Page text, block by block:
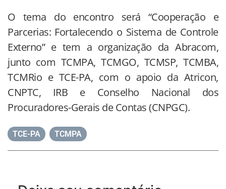
O tema do encontro será “Cooperação e
Parcerias: Fortalecendo o Sistema de Controle
Externo” e tem a organização da Abracom,
junto com TCMPA, TCMGO, TCMSP, TCMBA,
TCMRio e TCE-PA, com o apoio da Atricon,
CNPTC, IRB e Conselho Nacional dos
Procuradores-Gerais de Contas (CNPGC).
TCE-PA TCMPA